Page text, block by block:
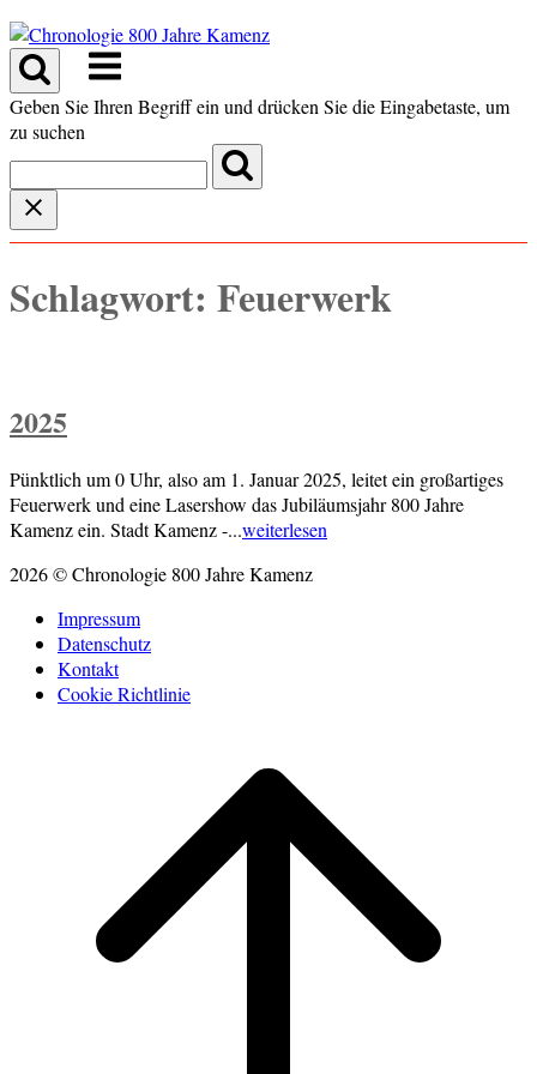
Skip
to
content
Menu
Geben Sie Ihren Begriff ein und drücken Sie die Eingabetaste, um
zu suchen
Schlagwort: Feuerwerk
2025
Pünktlich um 0 Uhr, also am 1. Januar 2025, leitet ein großartiges
Feuerwerk und eine Lasershow das Jubiläumsjahr 800 Jahre
Kamenz ein. Stadt Kamenz -...weiterlesen
2026 © Chronologie 800 Jahre Kamenz
Impressum
Datenschutz
Kontakt
Cookie Richtlinie